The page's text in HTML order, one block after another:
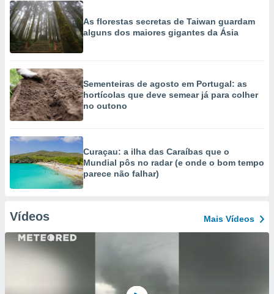
As florestas secretas de Taiwan guardam
alguns dos maiores gigantes da Ásia
Sementeiras de agosto em Portugal: as
hortícolas que deve semear já para colher
no outono
Curaçau: a ilha das Caraíbas que o
Mundial pôs no radar (e onde o bom tempo
parece não falhar)
Vídeos Mais Vídeos